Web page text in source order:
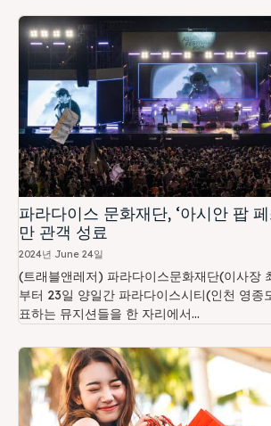
파라다이스 문화재단, ‘아시안 팝
만 관객 성료
2024년 June 24일
(트래블앤레저) 파라다이스문화재단(이사장
부터 23일 양일간 파라다이스시티(인천 영종
표하는 뮤지션들을 한 자리에서...